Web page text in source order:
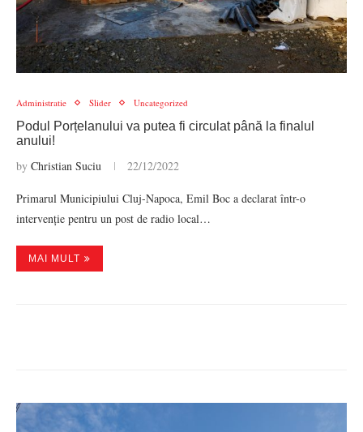
Administratie Slider Uncategorized
Podul Porțelanului va putea fi circulat până la finalul
anului!
by Christian Suciu 22/12/2022
Primarul Municipiului Cluj-Napoca, Emil Boc a declarat într-o
intervenție pentru un post de radio local…
MAI MULT